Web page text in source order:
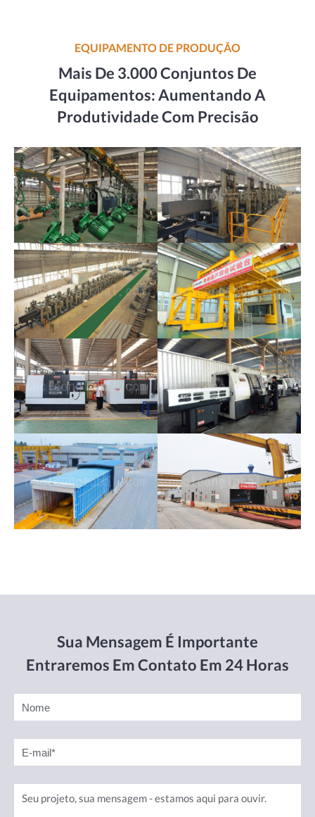
EQUIPAMENTO DE PRODUÇÃO
Mais De 3.000 Conjuntos De
Equipamentos: Aumentando A
Produtividade Com Precisão
Sua Mensagem É Importante
Entraremos Em Contato Em 24 Horas